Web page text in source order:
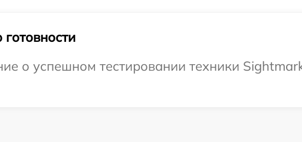
о успешном тестировании техники